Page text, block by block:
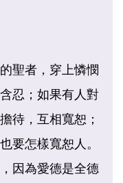
聖者，穿上憐憫
忍；如果有人對
待，互相寬恕；
要怎樣寬恕人。
因為愛德是全德